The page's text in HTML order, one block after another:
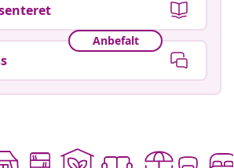
Anbefalt